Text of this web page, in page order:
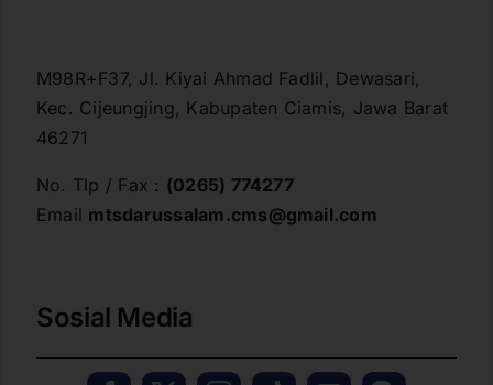
M98R+F37, Jl. Kiyai Ahmad Fadlil, Dewasari,
Kec. Cijeungjing, Kabupaten Ciamis, Jawa Barat
46271
No. Tlp / Fax : (0265) 774277
Email mtsdarussalam.cms@gmail.com
Sosial Media